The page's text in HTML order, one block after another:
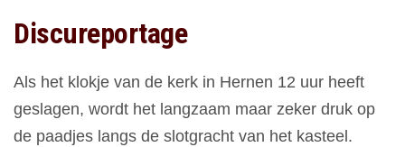
Discureportage
Als het klokje van de kerk in Hernen 12 uur heeft
geslagen, wordt het langzaam maar zeker druk op
de paadjes langs de slotgracht van het kasteel.